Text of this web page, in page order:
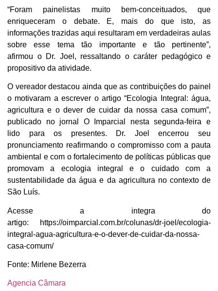
“Foram painelistas muito bem-conceituados, que
enriqueceram o debate. E, mais do que isto, as
informações trazidas aqui resultaram em verdadeiras aulas
sobre esse tema tão importante e tão pertinente”,
afirmou o Dr. Joel, ressaltando o caráter pedagógico e
propositivo da atividade.
O vereador destacou ainda que as contribuições do painel
o motivaram a escrever o artigo “Ecologia Integral: água,
agricultura e o dever de cuidar da nossa casa comum”,
publicado no jornal O Imparcial nesta segunda-feira e
lido para os presentes. Dr. Joel encerrou seu
pronunciamento reafirmando o compromisso com a pauta
ambiental e com o fortalecimento de políticas públicas que
promovam a ecologia integral e o cuidado com a
sustentabilidade da água e da agricultura no contexto de
São Luís.
Acesse a integra do
artigo: https://oimparcial.com.br/colunas/dr-joel/ecologia-
integral-agua-agricultura-e-o-dever-de-cuidar-da-nossa-
casa-comum/
Fonte: Mirlene Bezerra
Agencia Câmara